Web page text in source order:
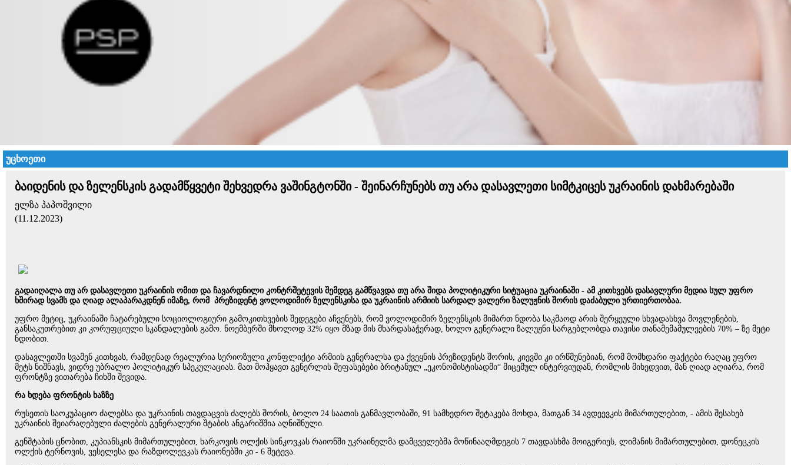
უცხოეთი
ბაიდენის და ზელენსკის გადამწყვეტი შეხვედრა ვაშინგტონში - შეინარჩუნებს თუ არა დასავლეთი სიმტკიცეს უკრაინის დახმარებაში
ელზა პაპოშვილი
(11.12.2023)
გადაიღალა თუ არ დასავლეთი უკრაინის ომით და ჩავარდნილი კონტრშეტევის შემდეგ გამწვავდა თუ არა შიდა პოლიტიკური სიტუაცია უკრაინაში - ამ კითხვებს დასავლური მედია სულ უფრო
ხშირად სვამს და ღიად ალაპარაკდნენ იმაზე, რომ პრეზიდენტ ვოლოდიმირ ზელენსკისა და უკრაინის არმიის სარდალ ვალერი ზალუჟნის შორის დაძაბული ურთიერთობაა.
უფრო მეტიც, უკრაინაში ჩატარებული სოციოლოგიური გამოკითხვების შედეგები აჩვენებს, რომ ვოლოდიმირ ზელენსკის მიმართ ნდობა საკმაოდ არის შერყეული სხვადასხვა მოვლენების,
განსაკუთრებით კი კორუფციული სკანდალების გამო. ნოემბერში მხოლოდ 32% იყო მზად მის მხარდასაჭერად, ხოლო გენერალი ზალუჟნი სარგებლობდა თავისი თანამემამულეების 70% – ზე მეტი
ნდობით.
დასავლეთში სვამენ კითხვას, რამდენად რეალურია სერიოზული კონფლიქტი არმიის გენერალსა და ქვეყნის პრეზიდენტს შორის, კიევში კი ირწმუნებიან, რომ მომხდარი ფაქტები რაღაც უფრო
მეტს ნიშნავს, ვიდრე უბრალო პოლიტიკურ სპეკულაციას. მათ მოჰყავთ გენერლის შეფასებები ბრიტანულ „ეკონომისტისადმი“ მიცემულ ინტერვიუდან, რომლის მიხედვით, მან ღიად აღიარა, რომ
ფრონტზე ვითარება ჩიხში შევიდა.
რა ხდება ფრონტის ხაზზე
რუსეთის საოკუპაციო ძალებსა და უკრაინის თავდაცვის ძალებს შორის, ბოლო 24 საათის განმავლობაში, 91 სამხედრო შეტაკება მოხდა, მათგან 34 ავდეევკის მიმართულებით, - ამის შესახებ
უკრაინის შეიარაღებული ძალების გენერალური შტაბის ანგარიშშია აღნიშნული.
გენშტაბის ცნობით, კუპიანსკის მიმართულებით, ხარკოვის ოლქის სინკოვკას რაიონში უკრაინელმა დამცველებმა მოწინააღმდეგის 7 თავდასხმა მოიგერიეს, ლიმანის მიმართულებით, დონეცკის
ოლქის ტერნოვის, ვესელესა და რაზდოლევკას რაიონებში კი - 6 შეტევა.